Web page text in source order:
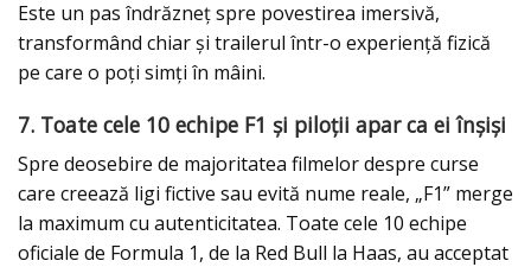
Este un pas îndrăzneț spre povestirea imersivă,
transformând chiar și trailerul într-o experiență fizică
pe care o poți simți în mâini.
7. Toate cele 10 echipe F1 și piloții apar ca ei înșiși
Spre deosebire de majoritatea filmelor despre curse
care creează ligi fictive sau evită nume reale, „F1” merge
la maximum cu autenticitatea. Toate cele 10 echipe
oficiale de Formula 1, de la Red Bull la Haas, au acceptat